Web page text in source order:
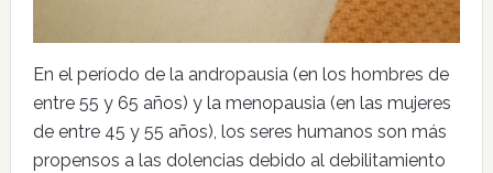
En el período de la andropausia (en los hombres de
entre 55 y 65 años) y la menopausia (en las mujeres
de entre 45 y 55 años), los seres humanos son más
propensos a las dolencias debido al debilitamiento